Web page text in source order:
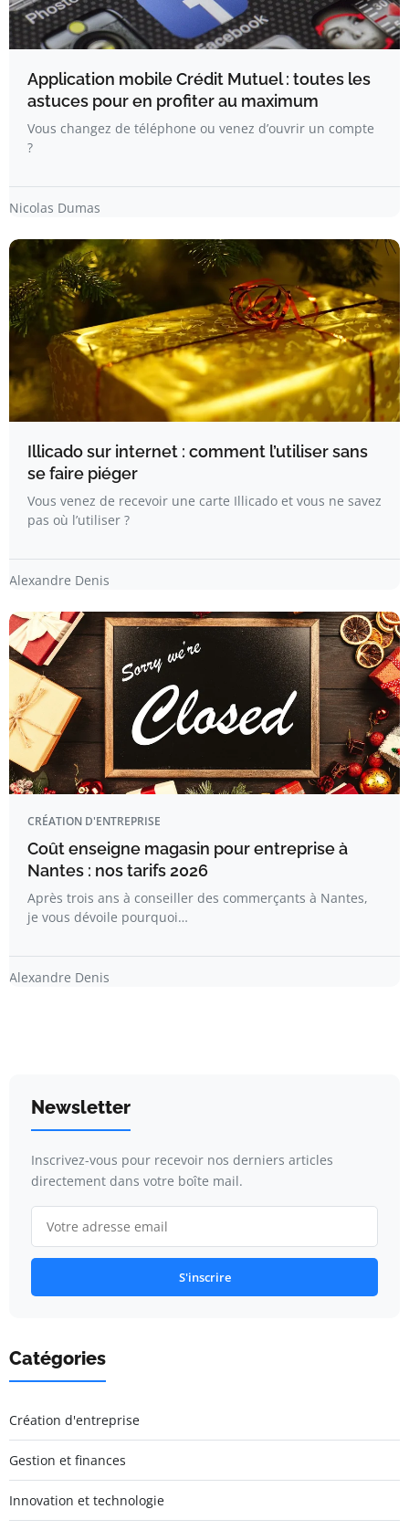
Application mobile Crédit Mutuel : toutes les
astuces pour en profiter au maximum
Vous changez de téléphone ou venez d’ouvrir un compte
?
Nicolas Dumas
Illicado sur internet : comment l’utiliser sans
se faire piéger
Vous venez de recevoir une carte Illicado et vous ne savez
pas où l’utiliser ?
Alexandre Denis
CRÉATION D'ENTREPRISE
Coût enseigne magasin pour entreprise à
Nantes : nos tarifs 2026
Après trois ans à conseiller des commerçants à Nantes,
je vous dévoile pourquoi…
Alexandre Denis
Newsletter
Inscrivez-vous pour recevoir nos derniers articles
directement dans votre boîte mail.
S'inscrire
Catégories
Création d'entreprise
Gestion et finances
Innovation et technologie